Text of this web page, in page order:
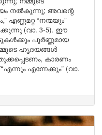
നൽകുന്നു; അവന്റെ
“നന്മയും”
(വാ. 3-5). ഈ
പൂർണ്ണമായ
ഹൃദയങ്ങൾ
കാരണം
എന്നേക്കും” (വാ.